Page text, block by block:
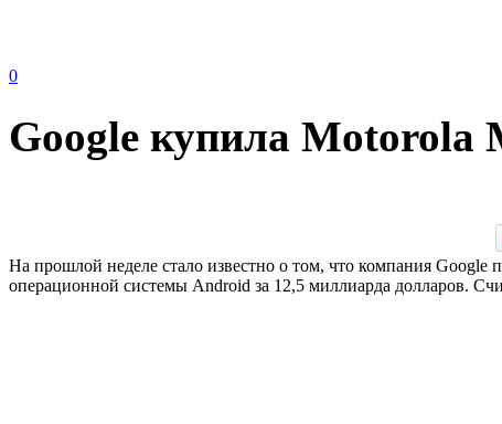
0
Google купила Motorola
На прошлой неделе стало известно о том, что компания
операционной системы Android за 12,5 миллиарда долларов.